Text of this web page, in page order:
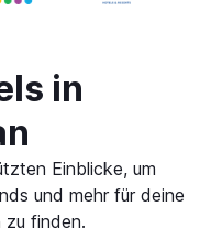
in
Einblicke, um
und mehr für deine
zu finden.